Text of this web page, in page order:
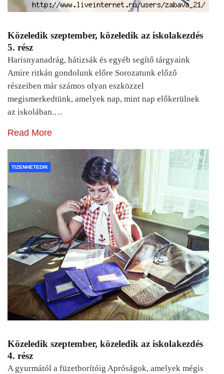
Közeledik szeptember, közeledik az iskolakezdés
5. rész
Harisnyanadrág, hátizsák és egyéb segítő tárgyaink
Amire ritkán gondolunk előre Sorozatunk előző
részeiben már számos olyan eszközzel
megismerkedtünk, amelyek nap, mint nap előkerülnek
az iskolában.…
Read More
TIZENHETEDIK
Közeledik szeptember, közeledik az iskolakezdés
4. rész
A gyurmától a füzetborítóig Apróságok, amelyek mégis